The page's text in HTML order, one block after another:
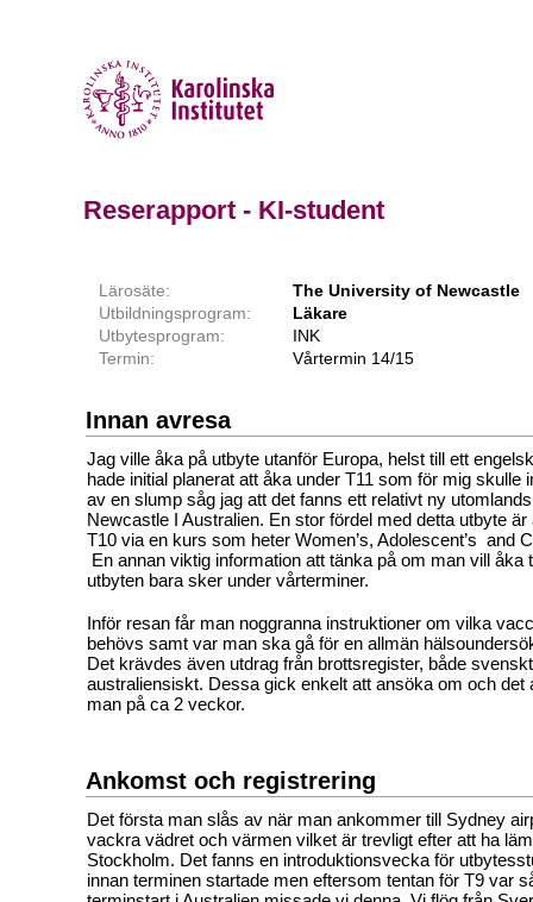
Reserapport - KI-student
Lärosäte:
The University of Newcastle
Utbildningsprogram:
Läkare
Utbytesprogram:
INK
Termin:
Vårtermin 14/15
Innan avresa
Jag ville åka på utbyte utanför Europa, helst till ett
hade initial planerat att åka under T11 som för mig skulle
av en slump såg jag att det fanns ett relativt ny
Newcastle I Australien. En stor fördel med detta utbyte
T10 via en kurs som heter Women’s, Adolescent’s and
En annan viktig information att tänka på om man vill åka
utbyten bara sker under vårterminer.
Inför resan får man noggranna instruktioner om vilka
behövs samt var man ska gå för en allmän
Det krävdes även utdrag från brottsregister, både
australiensiskt. Dessa gick enkelt att ansöka om och det
man på ca 2 veckor.
Ankomst och registrering
Det första man slås av när man ankommer till Sydney
vackra vädret och värmen vilket är trevligt efter att ha
Stockholm. Det fanns en introduktionsvecka för
innan terminen startade men eftersom tentan för T9 var